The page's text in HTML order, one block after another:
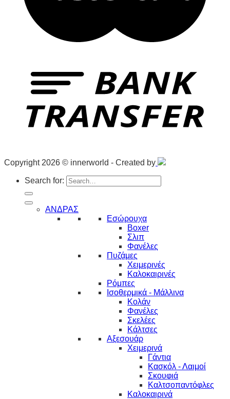
Copyright 2026 © innerworld - Created by
Search for:
ΑΝΔΡΑΣ
Εσώρουχα
Boxer
Σλιπ
Φανέλες
Πυζάμες
Χειμερινές
Καλοκαιρινές
Ρόμπες
Ισοθερμικά - Μάλλινα
Κολάν
Φανέλες
Σκελέες
Κάλτσες
Αξεσουάρ
Χειμερινά
Γάντια
Κασκόλ - Λαιμοί
Σκουφιά
Καλτσοπαντόφλες
Καλοκαιρινά